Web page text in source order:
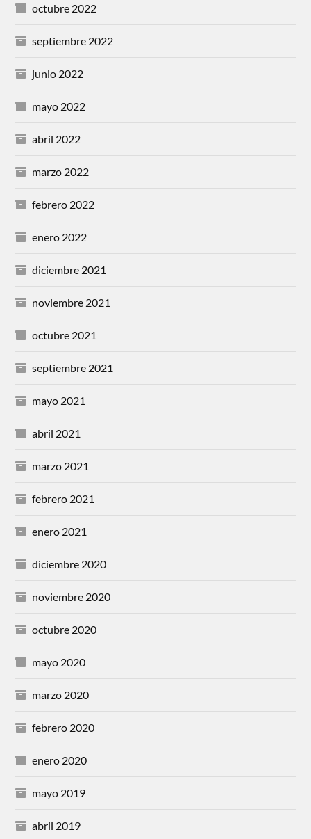
octubre 2022
septiembre 2022
junio 2022
mayo 2022
abril 2022
marzo 2022
febrero 2022
enero 2022
diciembre 2021
noviembre 2021
octubre 2021
septiembre 2021
mayo 2021
abril 2021
marzo 2021
febrero 2021
enero 2021
diciembre 2020
noviembre 2020
octubre 2020
mayo 2020
marzo 2020
febrero 2020
enero 2020
mayo 2019
abril 2019